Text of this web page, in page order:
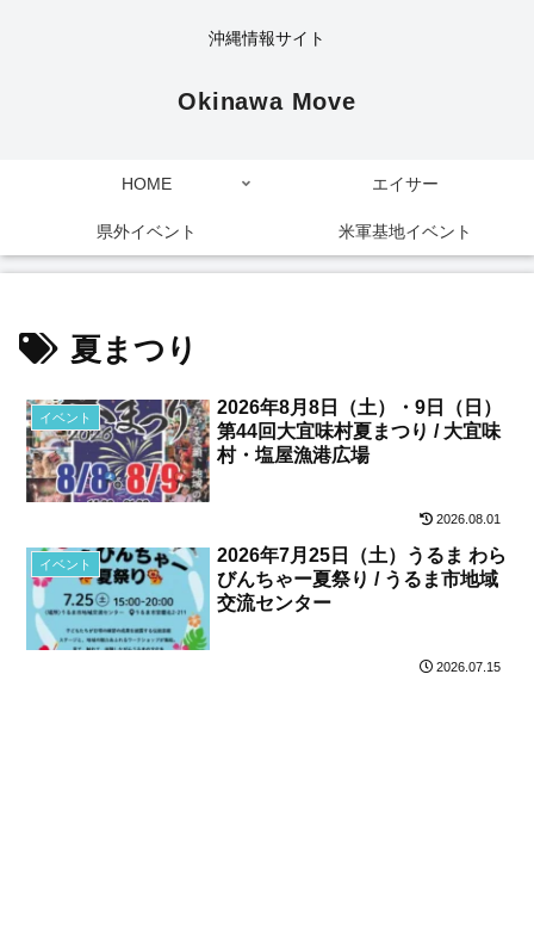
沖縄情報サイト
Okinawa Move
HOME エイサー
県外イベント 米軍基地イベント
夏まつり
イベント
2026年8月8日（土）・9日（日）
第44回大宜味村夏まつり / 大宜味
村・塩屋漁港広場
2026.08.01
イベント
2026年7月25日（土）うるま わら
びんちゃー夏祭り / うるま市地域
交流センター
2026.07.15